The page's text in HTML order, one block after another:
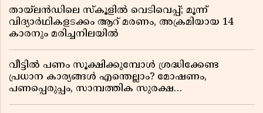
തായ്‌ലൻഡിലെ സ്‌കൂളിൽ വെടിവെപ്പ്; മൂന്ന്
വിദ്യാർഥികളടക്കം ആറ് മരണം, അക്രമിയായ 14
കാരനും മരിച്ചനിലയിൽ
വീട്ടിൽ പണം സൂക്ഷിക്കുമ്പോൾ ശ്രദ്ധിക്കേണ്ട
പ്രധാന കാര്യങ്ങൾ എന്തെല്ലാം? മോഷണം,
പണപ്പെരുപ്പം, സാമ്പത്തിക സുരക്ഷ